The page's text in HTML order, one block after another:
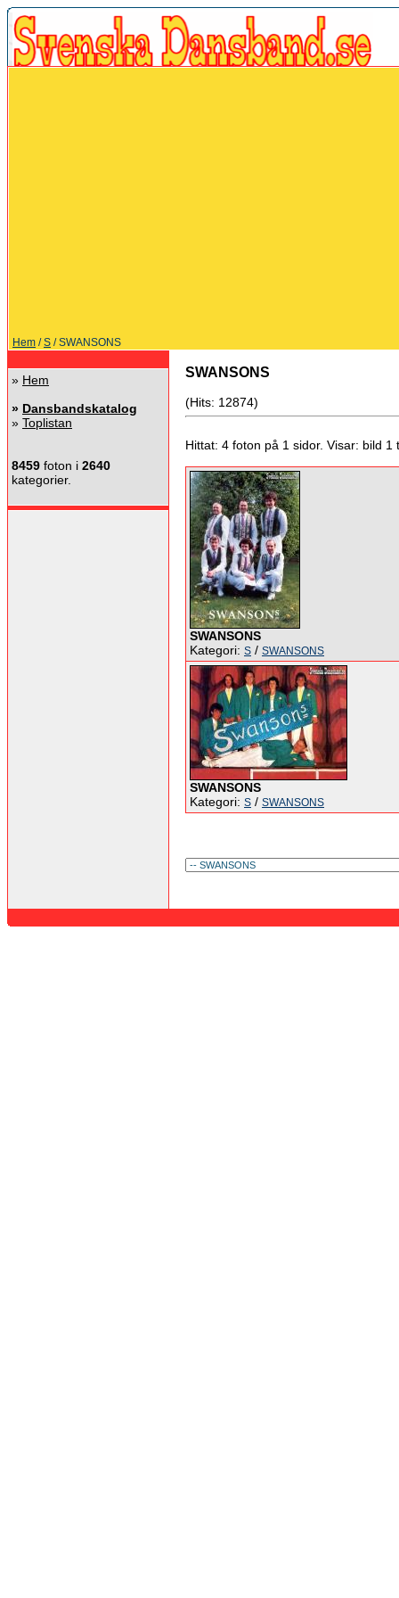
Hem /S / SWANSONS
» Hem
» Dansbandskatalog
» Toplistan
8459 foton i 2640
kategorier.
SWANSONS
(Hits: 12874)
Hittat: 4 foton på 1 sidor. Visar: bild 1
SWANSONS
Kategori: S / SWANSONS
SWANSONS
Kategori: S / SWANSONS